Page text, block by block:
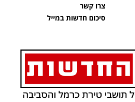
צרו קשר
סיכום חדשות במייל